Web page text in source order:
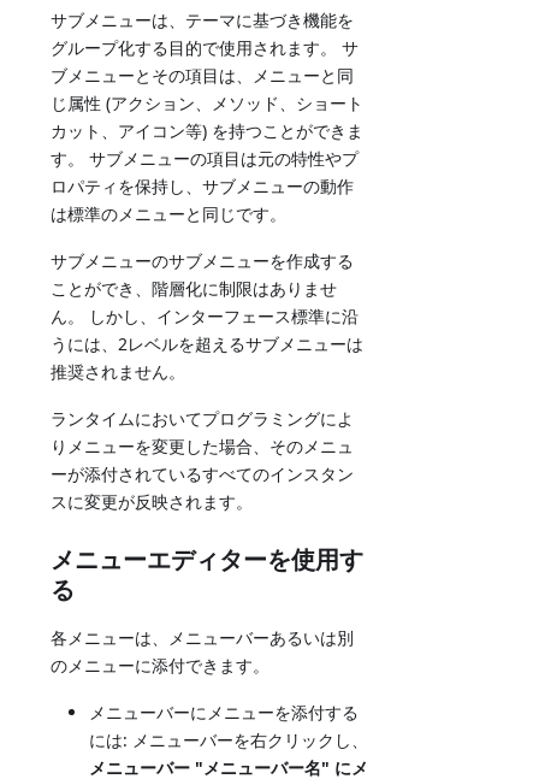
サブメニューは、テーマに基づき機能を
グループ化する目的で使用されます。 サ
ブメニューとその項目は、メニューと同
じ属性 (アクション、メソッド、ショート
カット、アイコン等) を持つことができま
す。 サブメニューの項目は元の特性やプ
ロパティを保持し、サブメニューの動作
は標準のメニューと同じです。
サブメニューのサブメニューを作成する
ことができ、階層化に制限はありませ
ん。 しかし、インターフェース標準に沿
うには、2レベルを超えるサブメニューは
推奨されません。
ランタイムにおいてプログラミングによ
りメニューを変更した場合、そのメニュ
ーが添付されているすべてのインスタン
スに変更が反映されます。
メニューエディターを使用す
る
各メニューは、メニューバーあるいは別
のメニューに添付できます。
メニューバーにメニューを添付する
には: メニューバーを右クリックし、
メニューバー "メニューバー名" にメ